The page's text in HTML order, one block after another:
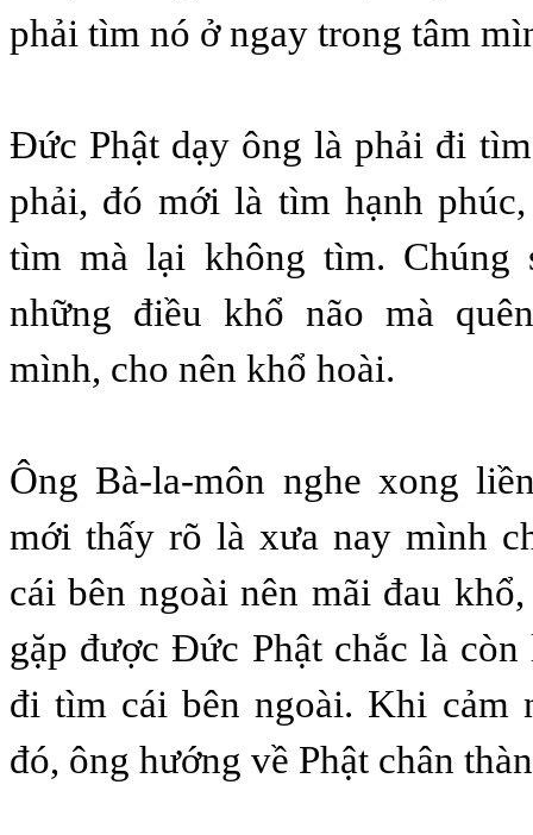
phải tìm nó ở ngay trong tâm
Đức Phật dạy ông là phải đi
phải, đó mới là tìm hạnh
tìm mà lại không tìm. Chúng
những điều khổ não mà
mình, cho nên khổ hoài.
Ông Bà-la-môn nghe xong
mới thấy rõ là xưa nay mình
cái bên ngoài nên mãi đau
gặp được Đức Phật chắc là
đi tìm cái bên ngoài. Khi cảm
đó, ông hướng về Phật chân